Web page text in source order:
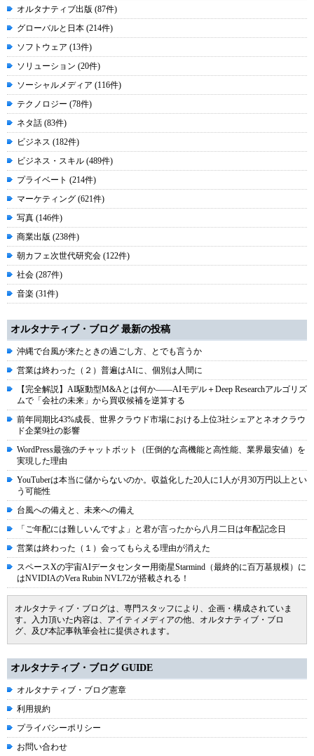
オルタナティブ出版 (87件)
グローバルと日本 (214件)
ソフトウェア (13件)
ソリューション (20件)
ソーシャルメディア (116件)
テクノロジー (78件)
ネタ話 (83件)
ビジネス (182件)
ビジネス・スキル (489件)
プライベート (214件)
マーケティング (621件)
写真 (146件)
商業出版 (238件)
朝カフェ次世代研究会 (122件)
社会 (287件)
音楽 (31件)
オルタナティブ・ブログ 最新の投稿
沖縄で台風が来たときの過ごし方、とでも言うか
営業は終わった（２）普遍はAIに、個別は人間に
【完全解説】AI駆動型M&Aとは何か――AIモデル＋Deep Researchアルゴリズ
ムで「会社の未来」から買収候補を逆算する
前年同期比43%成長、世界クラウド市場における上位3社シェアとネオクラウ
ド企業9社の影響
WordPress最強のチャットボット（圧倒的な高機能と高性能、業界最安値）を
実現した理由
YouTuberは本当に儲からないのか。収益化した20人に1人が月30万円以上とい
う可能性
台風への備えと、未来への備え
「ご年配には難しいんですよ」と君が言ったから八月二日は年配記念日
営業は終わった（１）会ってもらえる理由が消えた
スペースXの宇宙AIデータセンター用衛星Starmind（最終的に百万基規模）に
はNVIDIAのVera Rubin NVL72が搭載される！
オルタナティブ・ブログは、専門スタッフにより、企画・構成されていま
す。入力頂いた内容は、アイティメディアの他、オルタナティブ・ブロ
グ、及び本記事執筆会社に提供されます。
オルタナティブ・ブログ GUIDE
オルタナティブ・ブログ憲章
利用規約
プライバシーポリシー
お問い合わせ